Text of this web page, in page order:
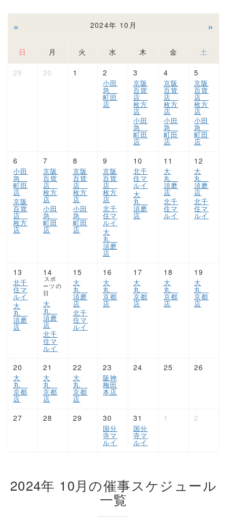
« 2024年 10月 »
日 月 火 水 木 金 土
29 30 1 2
小田
急
町田
店
3
京阪
百貨
店
枚方
店
小田
急
町田
店
4
京阪
百貨
店
枚方
店
小田
急
町田
店
5
京阪
百貨
店
枚方
店
小田
急
町田
店
6
小田
急
町田
店
京阪
百貨
店
枚方
店
7
京阪
百貨
店
枚方
店
小田
急
町田
店
8
京阪
百貨
店
枚方
店
小田
急
町田
店
9
京阪
百貨
店
枚方
店
北千
住マ
ルイ
大
丸
須磨
店
10
北千
住マ
ルイ
大
丸
須磨
店
11
大
丸
須磨
店
北千
住マ
ルイ
12
大
丸
須磨
店
北千
住マ
ルイ
13
北千
住マ
ルイ
大
丸
須磨
店
14
スポ
ーツの
日
大
丸
須磨
店
北千
住マ
ルイ
15
大
丸
須磨
店
北千
住マ
ルイ
16
大
丸
京都
店
17
大
丸
京都
店
18
大
丸
京都
店
19
大
丸
京都
店
20
大
丸
京都
店
21
大
丸
京都
店
22
大
丸
京都
店
23
阪神
梅田
本店
24 25 26
27 28 29 30
国分
寺マ
ルイ
31
国分
寺マ
ルイ
1 2
2024年 10月の催事スケジュール
一覧